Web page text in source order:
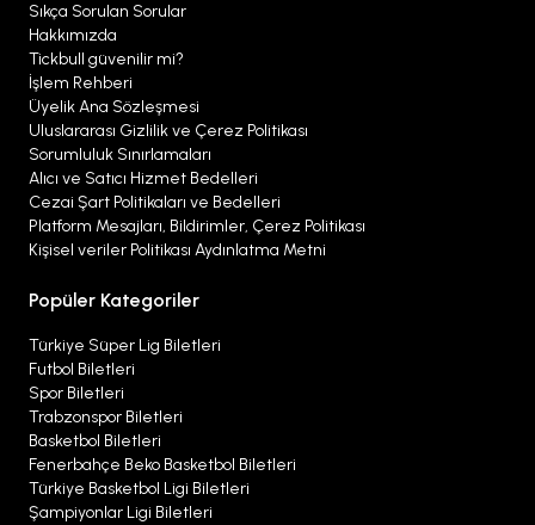
Sıkça Sorulan Sorular
Hakkımızda
Tickbull güvenilir mi?
İşlem Rehberi
Üyelik Ana Sözleşmesi
Uluslararası Gizlilik ve Çerez Politikası
Sorumluluk Sınırlamaları
Alıcı ve Satıcı Hizmet Bedelleri
Cezai Şart Politikaları ve Bedelleri
Platform Mesajları, Bildirimler, Çerez Politikası
Kişisel veriler Politikası Aydınlatma Metni
Popüler Kategoriler
Türkiye Süper Lig Biletleri
Futbol Biletleri
Spor Biletleri
Trabzonspor Biletleri
Basketbol Biletleri
Fenerbahçe Beko Basketbol Biletleri
Türkiye Basketbol Ligi Biletleri
Şampiyonlar Ligi Biletleri